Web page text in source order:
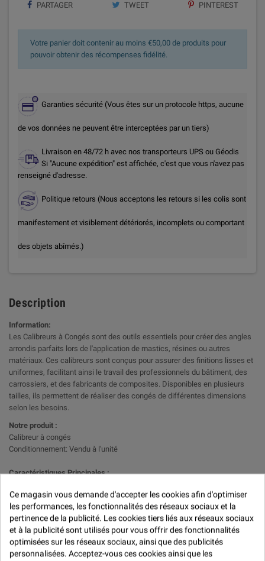
PARTAGER TWEET PINTEREST
Votre panier doit contenir au moins €50,00 de produits pour
pouvoir obtenir des récompenses fidélité.
Garanties sécurité (Vous êtes sur un protocole https, aucune
de vos données ne peuvent être interceptées par un tiers)
Livraison en 48/72 h avec nos transporteurs UPS ou Géodis
Si "Aucune expédition" est affichée, c'est que vous n'avez pas
renseigné d'adresse.
Politique retours (Nous acceptons les retours si les colis sont
manifestement et visiblement détériorés, incomplets ou comportant
des objets abîmés.)
Description
Information:
Les Calibreurs à Congés sont des outils essentiels pour créer des angles
arrondis parfaits lors de l'application de mastics, résines ou autres
matériaux. Ces calibreurs sont conçus pour assurer des finitions lisses et
uniformes, facilitant ainsi le travail des professionnels du bâtiment, des
carrossiers, et des fabricants de composites. Disponibles en plusieurs
tailles, ils permettent de réaliser des congés de différentes dimensions
selon les besoins.
Notre produit :
Calibreur à congés
Conditionnement: Vendu à l'unité
Caractéristiques Principales :
Matériau : Laiton et nickel
Tailles Disponibles : 6 & 9, 12 & 16, 19 & 25 mm
Utilisation : Compatible avec différents types de matériaux (mastic,
résine, etc.)
Avantages :
Ce magasin vous demande d'accepter les cookies afin d'optimiser
les performances, les fonctionnalités des réseaux sociaux et la
pertinence de la publicité. Les cookies tiers liés aux réseaux sociaux
et à la publicité sont utilisés pour vous offrir des fonctionnalités
optimisées sur les réseaux sociaux, ainsi que des publicités
personnalisées. Acceptez-vous ces cookies ainsi que les